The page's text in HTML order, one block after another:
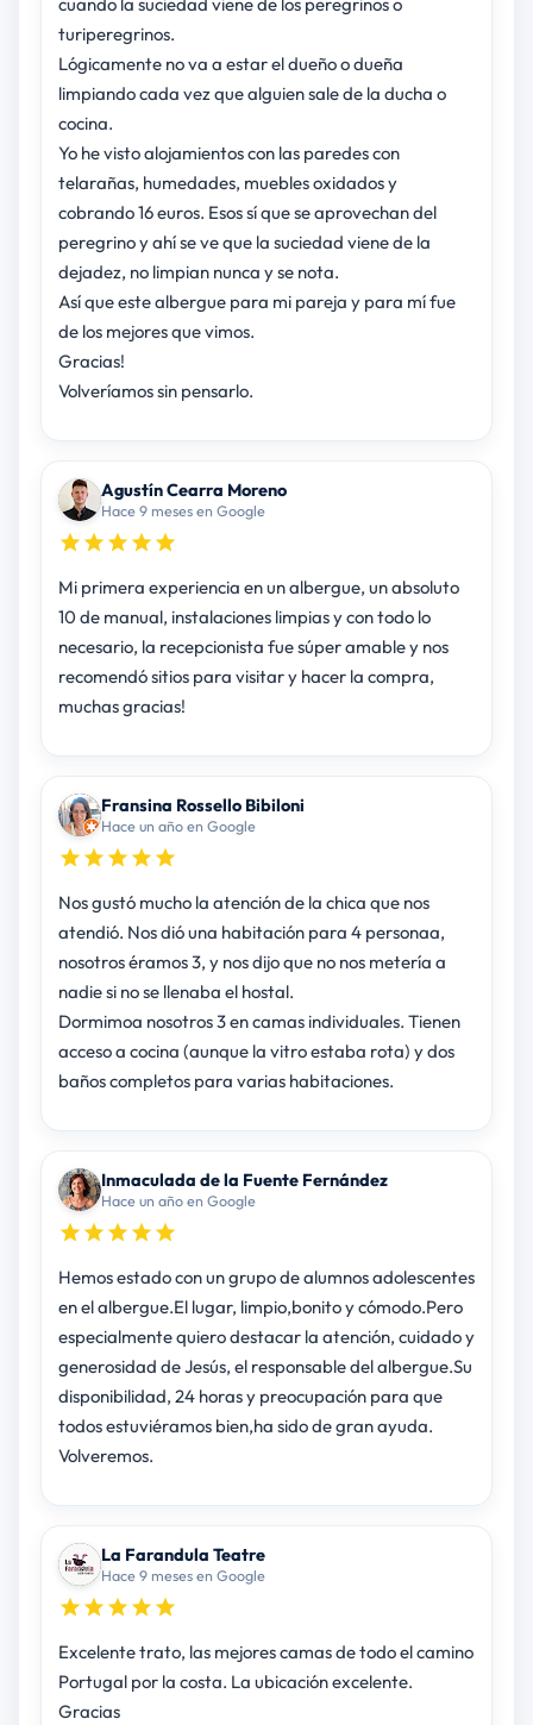
turiperegrinos.
Lógicamente no va a estar el dueño o dueña
limpiando cada vez que alguien sale de la ducha o
cocina.
Yo he visto alojamientos con las paredes con
telarañas, humedades, muebles oxidados y
cobrando 16 euros. Esos sí que se aprovechan del
peregrino y ahí se ve que la suciedad viene de la
dejadez, no limpian nunca y se nota.
Así que este albergue para mi pareja y para mí fue
de los mejores que vimos.
Gracias!
Volveríamos sin pensarlo.
Agustín Cearra Moreno
Hace 9 meses en Google
Mi primera experiencia en un albergue, un absoluto
10 de manual, instalaciones limpias y con todo lo
necesario, la recepcionista fue súper amable y nos
recomendó sitios para visitar y hacer la compra,
muchas gracias!
Fransina Rossello Bibiloni
Hace un año en Google
Nos gustó mucho la atención de la chica que nos
atendió. Nos dió una habitación para 4 personaa,
nosotros éramos 3, y nos dijo que no nos metería a
nadie si no se llenaba el hostal.
Dormimoa nosotros 3 en camas individuales. Tienen
acceso a cocina (aunque la vitro estaba rota) y dos
baños completos para varias habitaciones.
Inmaculada de la Fuente Fernández
Hace un año en Google
Hemos estado con un grupo de alumnos adolescentes
en el albergue.El lugar, limpio,bonito y cómodo.Pero
especialmente quiero destacar la atención, cuidado y
generosidad de Jesús, el responsable del albergue.Su
disponibilidad, 24 horas y preocupación para que
todos estuviéramos bien,ha sido de gran ayuda.
Volveremos.
La Farandula Teatre
Hace 9 meses en Google
Excelente trato, las mejores camas de todo el camino
Portugal por la costa. La ubicación excelente.
Gracias